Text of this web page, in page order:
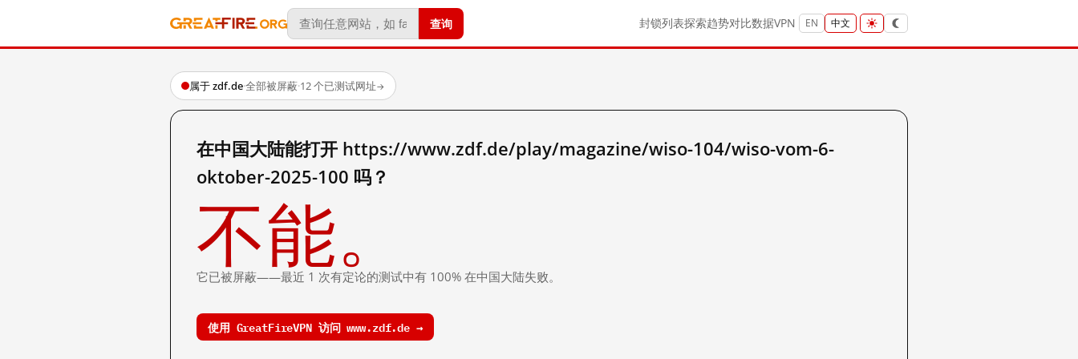
查询 封锁列表探索趋势对比数据VPN EN 中文
属于 zdf.de·全部被屏蔽·12 个已测试网址→
在中国大陆能打开 https://www.zdf.de/play/magazine/wiso-104/wiso-vom-6-
oktober-2025-100 吗？
不能。
它已被屏蔽——最近 1 次有定论的测试中有 100% 在中国大陆失败。
使用 GreatFireVPN 访问 www.zdf.de →